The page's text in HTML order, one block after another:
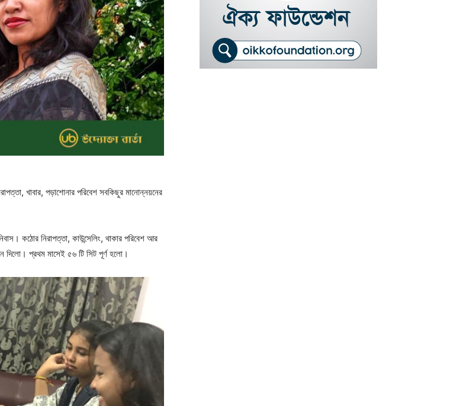
খাবার, পড়াশোনার পরিবেশ সবকিছুর মানোন্নয়নের
কঠোর নিরাপত্তা, কাউন্সেলিং, থাকার পরিবেশ আর
দিলো। প্রথম মাসেই ৫৬ টি সিট পূর্ণ হলো।